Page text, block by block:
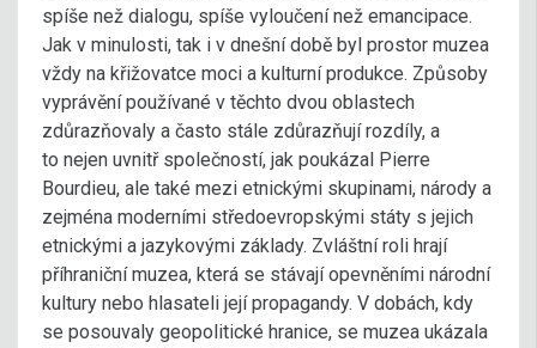
spíše než dialogu, spíše vyloučení než emancipace.
Jak v minulosti, tak i v dnešní době byl prostor muzea
vždy na křižovatce moci a kulturní produkce. Způsoby
vyprávění používané v těchto dvou oblastech
zdůrazňovaly a často stále zdůrazňují rozdíly, a
to nejen uvnitř společností, jak poukázal Pierre
Bourdieu, ale také mezi etnickými skupinami, národy a
zejména moderními středoevropskými státy s jejich
etnickými a jazykovými základy. Zvláštní roli hrají
příhraniční muzea, která se stávají opevněními národní
kultury nebo hlasateli její propagandy. V dobách, kdy
se posouvaly geopolitické hranice, se muzea ukázala